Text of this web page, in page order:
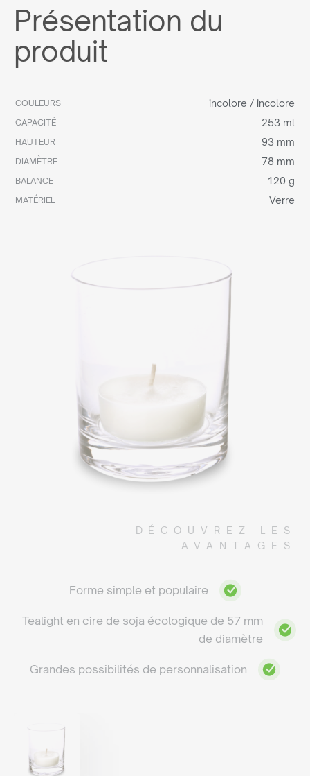
Présentation du
produit
COULEURS incolore / incolore
CAPACITÉ 253 ml
HAUTEUR 93 mm
DIAMÈTRE 78 mm
BALANCE 120 g
MATÉRIEL Verre
DÉCOUVREZ LES
AVANTAGES
Forme simple et populaire
Tealight en cire de soja écologique de 57 mm
de diamètre
Grandes possibilités de personnalisation